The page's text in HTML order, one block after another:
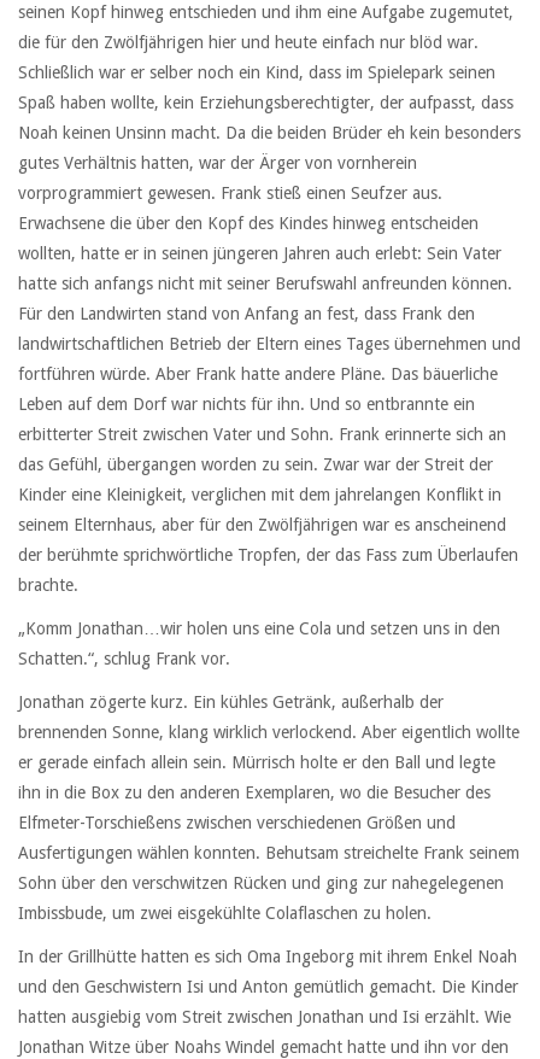
seinen Kopf hinweg entschieden und ihm eine Aufgabe zugemutet,
die für den Zwölfjährigen hier und heute einfach nur blöd war.
Schließlich war er selber noch ein Kind, dass im Spielepark seinen
Spaß haben wollte, kein Erziehungsberechtigter, der aufpasst, dass
Noah keinen Unsinn macht. Da die beiden Brüder eh kein besonders
gutes Verhältnis hatten, war der Ärger von vornherein
vorprogrammiert gewesen. Frank stieß einen Seufzer aus.
Erwachsene die über den Kopf des Kindes hinweg entscheiden
wollten, hatte er in seinen jüngeren Jahren auch erlebt: Sein Vater
hatte sich anfangs nicht mit seiner Berufswahl anfreunden können.
Für den Landwirten stand von Anfang an fest, dass Frank den
landwirtschaftlichen Betrieb der Eltern eines Tages übernehmen und
fortführen würde. Aber Frank hatte andere Pläne. Das bäuerliche
Leben auf dem Dorf war nichts für ihn. Und so entbrannte ein
erbitterter Streit zwischen Vater und Sohn. Frank erinnerte sich an
das Gefühl, übergangen worden zu sein. Zwar war der Streit der
Kinder eine Kleinigkeit, verglichen mit dem jahrelangen Konflikt in
seinem Elternhaus, aber für den Zwölfjährigen war es anscheinend
der berühmte sprichwörtliche Tropfen, der das Fass zum Überlaufen
brachte.
„Komm Jonathan…wir holen uns eine Cola und setzen uns in den
Schatten.“, schlug Frank vor.
Jonathan zögerte kurz. Ein kühles Getränk, außerhalb der
brennenden Sonne, klang wirklich verlockend. Aber eigentlich wollte
er gerade einfach allein sein. Mürrisch holte er den Ball und legte
ihn in die Box zu den anderen Exemplaren, wo die Besucher des
Elfmeter-Torschießens zwischen verschiedenen Größen und
Ausfertigungen wählen konnten. Behutsam streichelte Frank seinem
Sohn über den verschwitzen Rücken und ging zur nahegelegenen
Imbissbude, um zwei eisgekühlte Colaflaschen zu holen.
In der Grillhütte hatten es sich Oma Ingeborg mit ihrem Enkel Noah
und den Geschwistern Isi und Anton gemütlich gemacht. Die Kinder
hatten ausgiebig vom Streit zwischen Jonathan und Isi erzählt. Wie
Jonathan Witze über Noahs Windel gemacht hatte und ihn vor den